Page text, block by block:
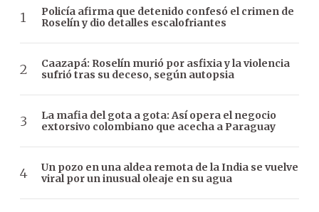
Policía afirma que detenido confesó el crimen de
Roselín y dio detalles escalofriantes
Caazapá: Roselín murió por asfixia y la violencia
sufrió tras su deceso, según autopsia
La mafia del gota a gota: Así opera el negocio
extorsivo colombiano que acecha a Paraguay
Un pozo en una aldea remota de la India se vuelve
viral por un inusual oleaje en su agua